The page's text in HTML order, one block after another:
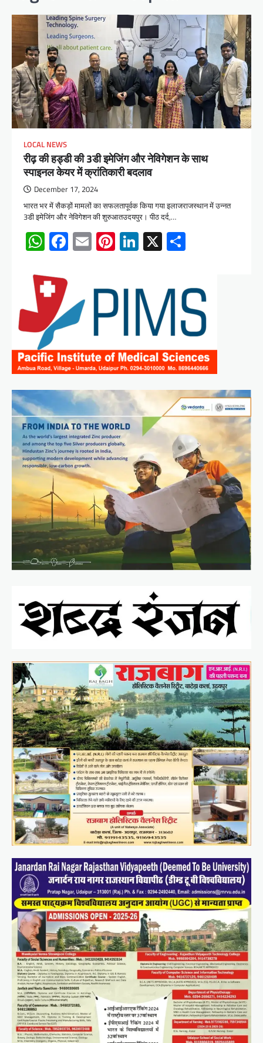
LOCAL NEWS
रीढ़ की हड्डी की 3डी इमेजिंग और नेविगेशन के साथ
स्पाइनल केयर में क्रांतिकारी बदलाव
December 17, 2024
भारत भर में सैकड़ों मामलों का सफलतापूर्वक किया गया इलाजराजस्थान में उन्नत
3डी इमेजिंग और नेविगेशन की शुरुआतउदयपुर। पीठ दर्द,…
WhatsApp
Facebook
EmailPinterest
LinkedIn
X